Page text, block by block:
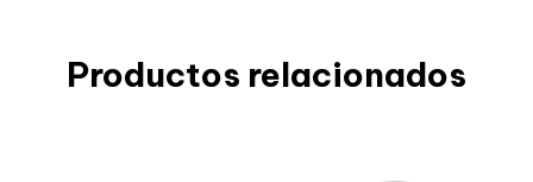
Productos relacionados